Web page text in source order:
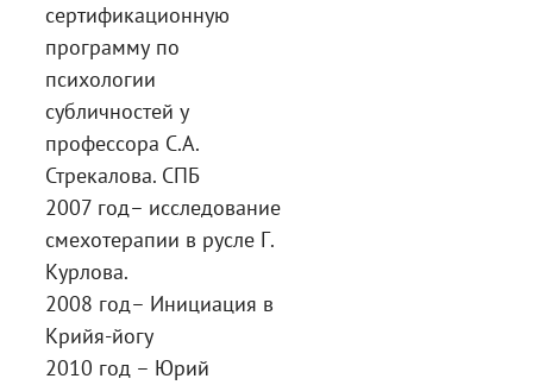
сертификационную
программу по
психологии
субличностей у
профессора С.А.
Стрекалова. СПБ
2007 год– исследование
смехотерапии в русле Г.
Курлова.
2008 год– Инициация в
Крийя-йогу
2010 год – Юрий